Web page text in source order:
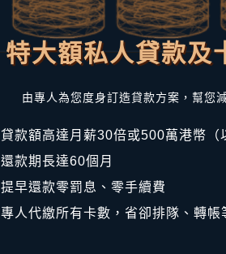
特大額私人貸款及
由專人為您度身訂造貸款方案，幫您
貸款額高達月薪30倍或500萬港幣（
還款期長達60個月
提早還款零罰息、零手續費
專人代繳所有卡數，省卻排隊、轉帳